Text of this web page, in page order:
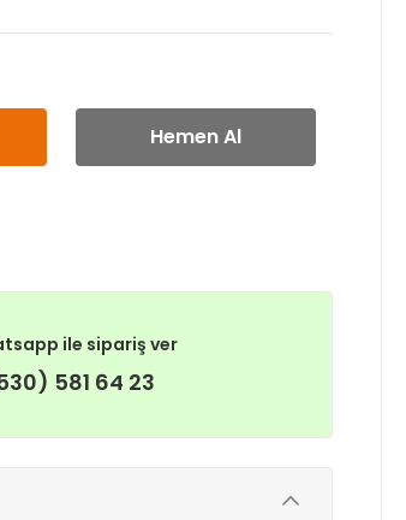
Hemen Al
ile sipariş ver
581 64 23